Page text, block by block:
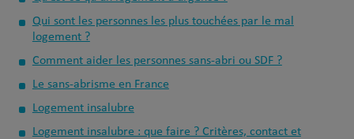
Qui sont les personnes les plus touchées par le mal
logement ?
Comment aider les personnes sans-abri ou SDF ?
Le sans-abrisme en France
Logement insalubre
Logement insalubre : que faire ? Critères, contact et